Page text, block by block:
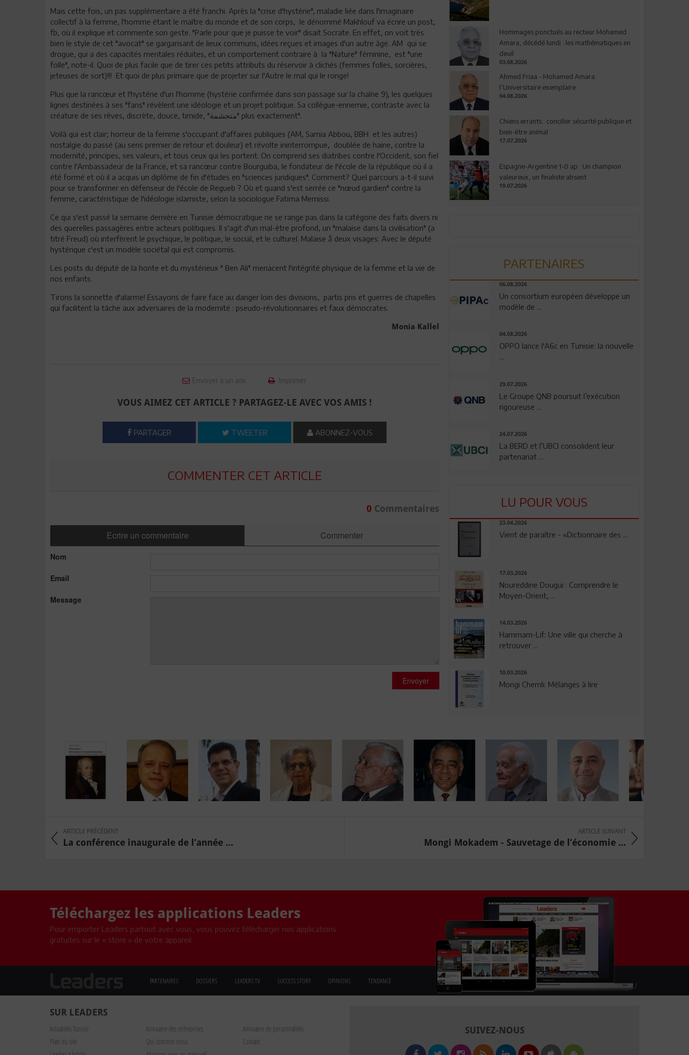
Mais cette fois, un pas supplémentaire a été franchi. Après la "crise d'hystérie", maladie liée dans l'imaginaire
collectif à la femme, l'homme étant le maître du monde et de son corps, le dénommé Makhlouf va écrire un post,
fb, où il explique et commente son geste. "Parle pour que je puisse te voir" disait Socrate. En effet, on voit très
bien le style de cet "avocat" se gargarisant de lieux communs, idées reçues et images d'un autre âge. AM qui se
drogue, qui a des capacités mentales réduites, et un comportement contraire à la "Nature" féminine, est "une
folle", note-il. Quoi de plus facile que de tirer ces petits attributs du réservoir à clichés (femmes folles, sorcières,
jeteuses de sort)!!! Et quoi de plus primaire que de projeter sur l'Autre le mal qui le ronge!
Plus que la rancœur et l'hystérie d'un l'homme (hystérie confirmée dans son passage sur la chaîne 9), les quelques
lignes destinées à ses "fans" révèlent une idéologie et un projet politique. Sa collègue-ennemie, contraste avec la
créature de ses rêves, discrète, douce, timide, "متحشمة" plus exactement".
Voilà qui est clair; horreur de la femme s'occupant d'affaires publiques (AM, Samia Abbou, BBH et les autres)
nostalgie du passé (au sens premier de retour et douleur) et révolte ininterrompue, doublée de haine, contre la
modernité, principes, ses valeurs, et tous ceux qui les portent. On comprend ses diatribes contre l'Occident, son fiel
contre l'Ambassadeur de la France, et sa rancœur contre Bourguiba, le fondateur de l'école de la république où il a
été formé et où il a acquis un diplôme de fin d'études en "sciences juridiques". Comment? Quel parcours a-t-il suivi
pour se transformer en défenseur de l'école de Regueb ? Où et quand s'est serrée ce "nœud gardien" contre la
femme, caractéristique de l'idéologie islamiste, selon la sociologue Fatima Mernissi.
Ce qui s'est passé la semaine dernière en Tunisie démocratique ne se range pas dans la catégorie des faits divers ni
des querelles passagères entre acteurs politiques. Il s'agit d'un mal-être profond, un "malaise dans la civilisation" (a
titré Freud) où interfèrent le psychique, le politique, le social, et le culturel. Malaise å deux visages: Avec le député
hystérique c'est un modèle sociétal qui est compromis.
Les posts du député de la honte et du mystérieux " Ben Ali" menacent l'intégrité physique de la femme et la vie de
nos enfants.
Tirons la sonnette d'alarme! Essayons de faire face au danger loin des divisions, partis pris et guerres de chapelles
qui facilitent la tâche aux adversaires de la modernité : pseudo-révolutionnaires et faux démocrates.
Monia Kallel
Envoyer à un ami Imprimer
VOUS AIMEZ CET ARTICLE ? PARTAGEZ-LE AVEC VOS AMIS !
PARTAGER TWEETER ABONNEZ-VOUS
COMMENTER CET ARTICLE
0Commentaires
Ecrire un commentaire Commenter
Nom
Email
Message
Envoyer
Hommages ponctués au recteur Mohamed
Amara, décédé lundi : les mathématiques en
deuil
03.08.2026
Ahmed Friaa - Mohamed Amara:
l’Universitaire exemplaire
04.08.2026
Chiens errants : concilier sécurité publique et
bien-être animal
17.07.2026
Espagne-Argentine 1-0 ap : Un champion
valeureux, un finaliste absent
19.07.2026
PARTENAIRES
06.08.2026
Un consortium européen développe un
modèle de ...
04.08.2026
OPPO lance l'A6c en Tunisie: la nouvelle
...
29.07.2026
Le Groupe QNB poursuit l’exécution
rigoureuse ...
24.07.2026
La BERD et l’UBCI consolident leur
partenariat ...
LU POUR VOUS
23.04.2026
Vient de paraître - «Dictionnaire des ...
17.03.2026
Noureddine Dougui : Comprendre le
Moyen-Orient, ...
14.03.2026
Hammam-Lif: Une ville qui cherche à
retrouver ...
10.03.2026
Mongi Chemli: Mélanges à lire
ARTICLE PRÉCÉDENT
La conférence inaugurale de l’année ...
ARTICLE SUIVANT
Mongi Mokadem - Sauvetage de l’économie ...
Téléchargez les applications Leaders
Pour emporter Leaders partout avec vous, vous pouvez télécharger nos applications
gratuites sur le « store » de votre appareil.
PARTENAIRES DOSSIERS LEADERS TV SUCCESS STORY OPINIONS TENDANCE
SUR LEADERS
Actualités Tunisie Annuaire des entreprises
Annuaire de personnalités
Plan du site
Qui sommes nous
Contact
SUIVEZ-NOUS